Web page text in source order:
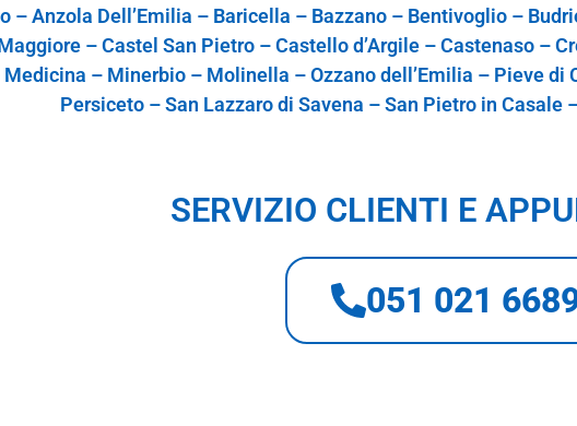
– Anzola Dell’Emilia – Baricella – Bazzano – Bentivoglio –
– Castel San Pietro – Castello d’Argile – Castenaso –
– Minerbio – Molinella – Ozzano dell’Emilia – Pieve di
Persiceto – San Lazzaro di Savena – San Pietro in Casale
SERVIZIO CLIENTI E
051 021